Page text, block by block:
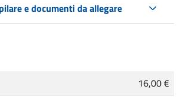
e documenti da allegare
16,00 €